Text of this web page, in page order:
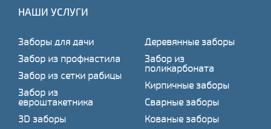
НАШИ УСЛУГИ
Заборы для дачи
Забор из профнастила
Забор из сетки рабицы
Забор из
евроштакетника
3D заборы
Деревянные заборы
Забор из
поликарбоната
Кирпичные заборы
Сварные заборы
Кованые заборы